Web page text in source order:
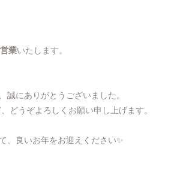
業いたします。
誠にありがとうございました。
どうぞよろしくお願い申し上げます。
、良いお年をお迎えください✨